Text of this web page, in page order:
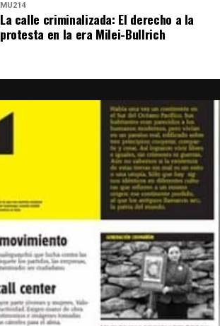
MU214
La calle criminalizada: El derecho a la
protesta en la era Milei-Bullrich